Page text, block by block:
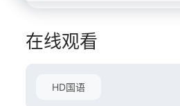
在线观看
HD国语